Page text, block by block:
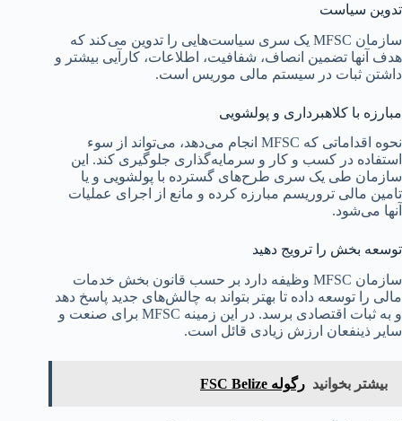
تدوین سیاست
سازمان MFSC یک سری سیاست‌هایی را تدوین می‌کند که
هدف آنها تضمین انصاف، شفافیت، اطلاعات، کارآیی بیشتر و
داشتن ثبات در سیستم مالی موریس است.
مبارزه با کلاهبرداری و پولشویی
نحوه اقداماتی که MFSC انجام می‌دهد، می‌تواند از سوء
استفاده در کسب و کار و سرمایه‌گذاری جلوگیری کند. این
سازمان طی یک سری طرح‌های گسترده با پولشویی و یا
تامین مالی تروریسم مبارزه کرده و مانع از اجرای عملیات
آنها می‌شود.
توسعه بخش را ترویج دهید
سازمان MFSC وظیفه دارد بر حسب قانون بخش خدمات
مالی را توسعه داده تا بهتر بتواند به چالش‌های جدید پاسخ دهد
و به ثبات اقتصادی برسد. در این زمینه MFSC برای صنعت و
سایر ذینفعان ارزش زیادی قائل است.
بیشتر بخوانید رگوله FSC Belize